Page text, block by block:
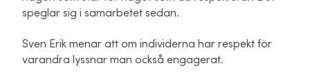
speglar sig i samarbetet sedan.
Sven Erik menar att om individerna har respekt för
varandra lyssnar man också engagerat.